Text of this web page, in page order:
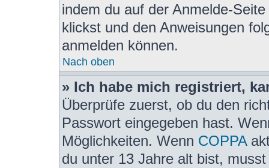
indem du auf der Anmelde-
klickst und den Anweisungen
anmelden können.
Nach oben
» Ich habe mich registriert,
Überprüfe zuerst, ob du den
Passwort eingegeben hast.
Möglichkeiten. Wenn COPPA
du unter 13 Jahre alt bist,